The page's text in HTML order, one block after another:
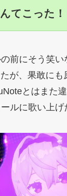
てこった！
前にそう笑
が、果敢にも
とはまた
ルに歌い上げ